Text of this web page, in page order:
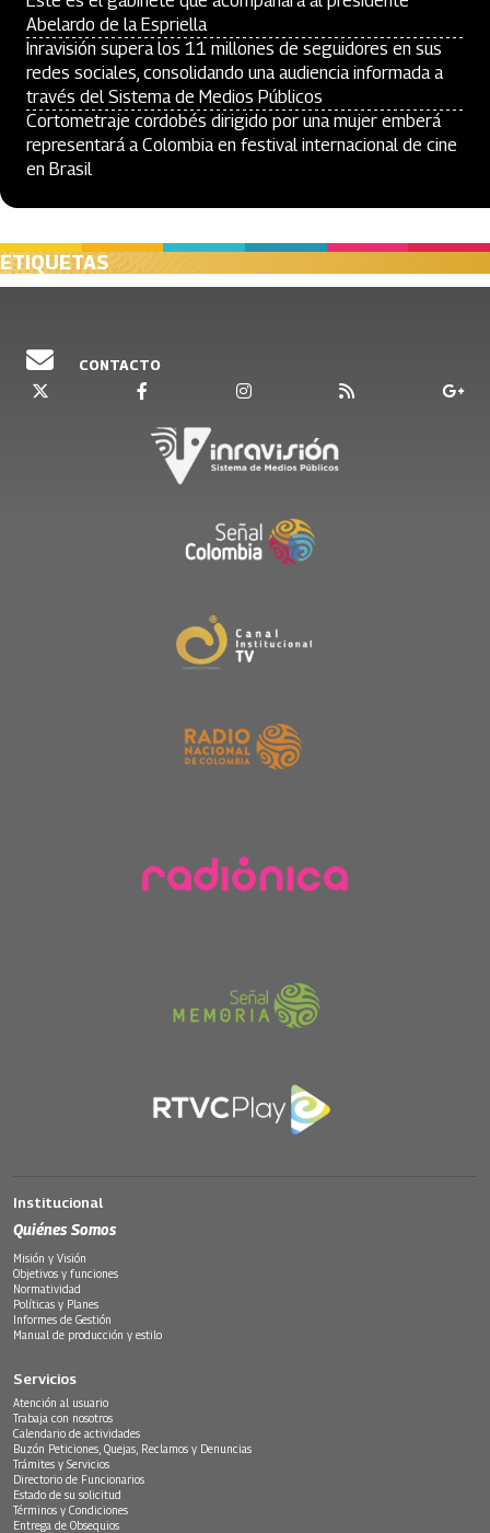
Abelardo de la Espriella
Inravisión supera los 11 millones de seguidores en sus
redes sociales, consolidando una audiencia informada a
través del Sistema de Medios Públicos
Cortometraje cordobés dirigido por una mujer emberá
representará a Colombia en festival internacional de cine
en Brasil
ETIQUETAS
CONTACTO
Institucional
Quiénes Somos
Misión y Visión
Objetivos y funciones
Normatividad
Políticas y Planes
Informes de Gestión
Manual de producción y estilo
Servicios
Atención al usuario
Trabaja con nosotros
Calendario de actividades
Buzón Peticiones, Quejas, Reclamos y Denuncias
Trámites y Servicios
Directorio de Funcionarios
Estado de su solicitud
Términos y Condiciones
Entrega de Obsequios